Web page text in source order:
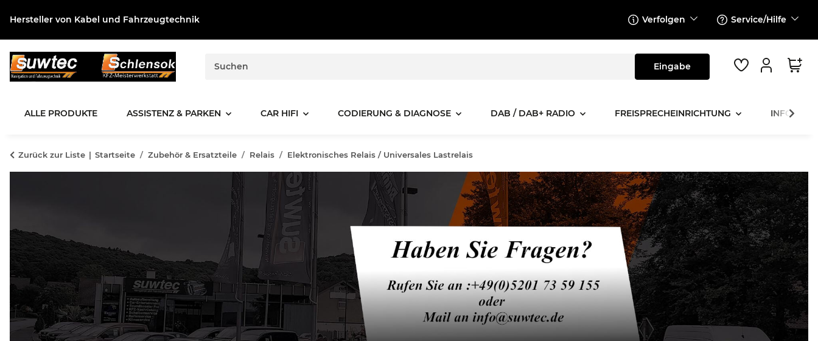
Hersteller von Kabel und Fahrzeugtechnik Verfolgen Service/Hilfe
ALLE PRODUKTE ASSISTENZ & PARKEN CAR HIFI CODIERUNG & DIAGNOSE DAB / DAB+ RADIO FREISPRECHEINRICHTUNG
Zurück zur Liste Startseite Zubehör & Ersatzteile Relais Elektronisches Relais / Universales Lastrelais